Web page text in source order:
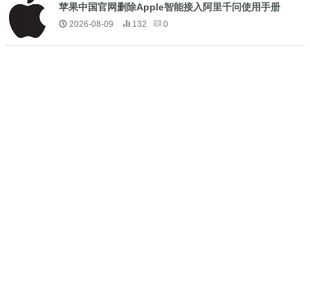
苹果中国官网删除Apple智能接入阿里千问使用手册
2026-08-09 132 0